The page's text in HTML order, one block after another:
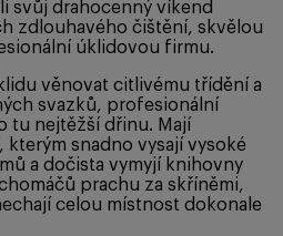
svůj drahocenný víkend
zdlouhavého čištění, skvělou
úklidovou firmu.
věnovat citlivému třídění a
svazků, profesionální
tu nejtěžší dřinu. Mají
snadno vysají vysoké
a dočista vymyjí knihovny
prachu za skříněmi,
celou místnost dokonale